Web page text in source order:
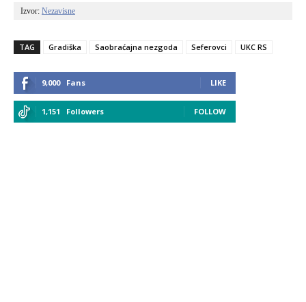
Izvor: Nezavisne
TAG Gradiška Saobraćajna nezgoda Seferovci UKC RS
9,000 Fans LIKE
1,151 Followers FOLLOW